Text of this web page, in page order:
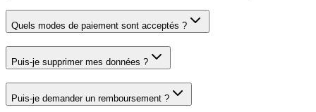
Quels modes de paiement sont acceptés ?
Puis-je supprimer mes données ?
Puis-je demander un remboursement ?